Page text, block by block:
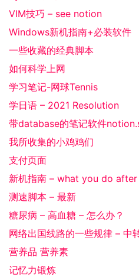
VIM技巧 – see notion
Windows新机指南+必装软件
一些收藏的经典脚本
如何科学上网
学习笔记-网球Tennis
学日语 – 2021 Resolution
带database的笔记软件
我所收集的小鸡鸡们
支付页面
新机指南 – what you do
测速脚本 – 最新
糖尿病 – 高血糖 – 怎么办？
网络出国线路的一些规律 – 中
营养品 营养素
记忆力锻炼